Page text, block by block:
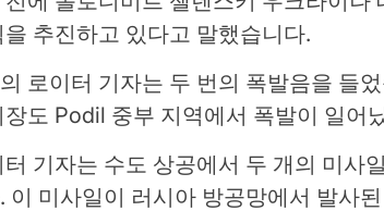
추진하고 있다고 말했습니다.
로이터 기자는 두 번의 폭발음을 들
도 Podil 중부 지역에서 폭발이 일어
기자는 수도 상공에서 두 개의 미사
이 미사일이 러시아 방공망에서 발사